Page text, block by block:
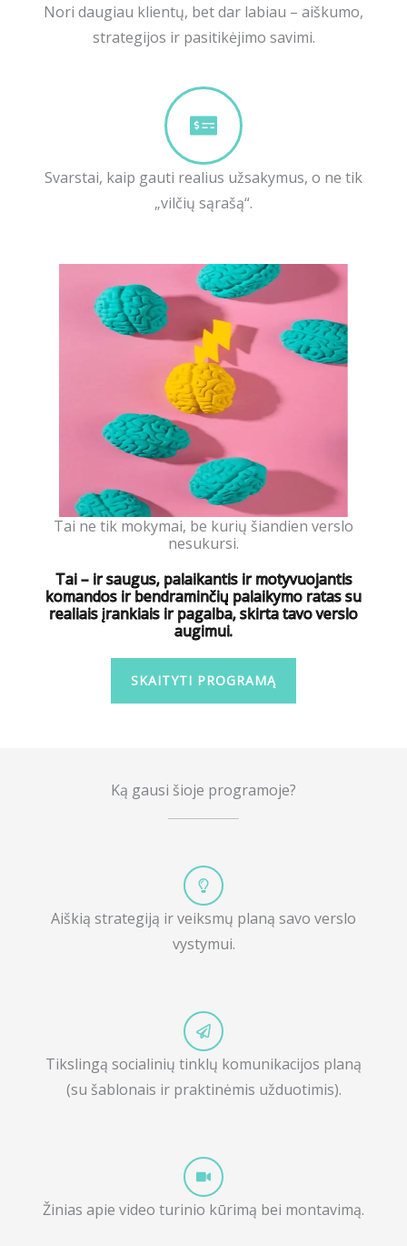
Nori daugiau klientų, bet dar labiau – aiškumo,
strategijos ir pasitikėjimo savimi.
Svarstai, kaip gauti realius užsakymus, o ne tik
„vilčių sąrašą“.
Tai ne tik mokymai, be kurių šiandien verslo
nesukursi.
Tai – ir saugus, palaikantis ir motyvuojantis
komandos ir bendraminčių palaikymo ratas su
realiais įrankiais ir pagalba, skirta tavo verslo
augimui.
SKAITYTI PROGRAMĄ
Ką gausi šioje programoje?
Aiškią strategiją ir veiksmų planą savo verslo
vystymui.
Tikslingą socialinių tinklų komunikacijos planą
(su šablonais ir praktinėmis užduotimis).
Žinias apie video turinio kūrimą bei montavimą.